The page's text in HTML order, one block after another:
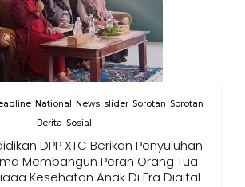
National News slider Sorotan Sorotan
Berita Sosial
DPP XTC Berikan Penyuluhan
Membangun Peran Orang Tua
Kesehatan Anak Di Era Digital